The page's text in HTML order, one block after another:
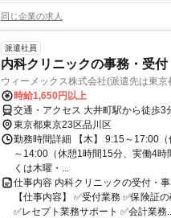
同じ企業の求人
派遣社員
内科クリニックの事務・受付
ウィーメックス株式会社(派遣先は東
時給1,650円以上
交通・アクセス 大井町駅から徒歩3
東京都東京23区品川区
勤務時間詳細 【木】 9:15～17:00
～14:00（休憩1時間15分、実働4
くは木曜・...
仕事内容 内科クリニックの受付・
【仕事内容】 ✅受付業務 ✅保険証
✅レセプト業務サポート ✅会計業務